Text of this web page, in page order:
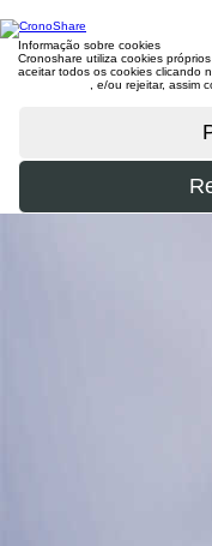
Informação sobre cookies
Cronoshare utiliza cookies
aceitar todos os cookies clicando
, e/ou rejeitar, assim